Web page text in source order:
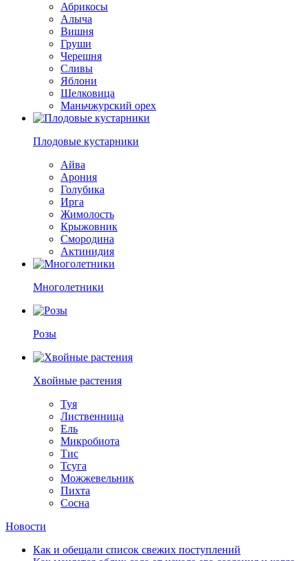
Абрикосы
Алыча
Вишня
Груши
Черешня
Сливы
Яблони
Шелковица
Маньчжурский орех
Плодовые кустарники
Айва
Арония
Голубика
Ирга
Жимолость
Крыжовник
Смородина
Актинидия
Многолетники
Розы
Хвойные растения
Туя
Лиственница
Ель
Микробиота
Тис
Тсуга
Можжевельник
Пихта
Сосна
Новости
Как и обещали список свежих поступлений